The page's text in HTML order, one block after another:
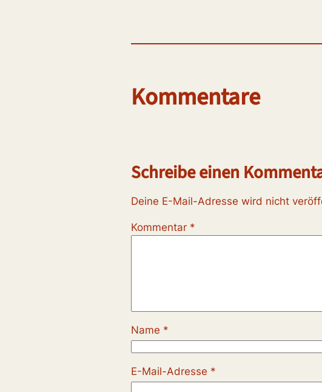
Kommentare
Schreibe einen
Deine E-Mail-Adresse wird nicht
Kommentar *
Name *
E-Mail-Adresse *